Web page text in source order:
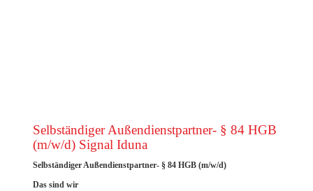
Selbständiger Außendienstpartner- § 84 HGB
(m/w/d) Signal Iduna
Selbständiger Außendienstpartner- § 84 HGB (m/w/d)
Das sind wir